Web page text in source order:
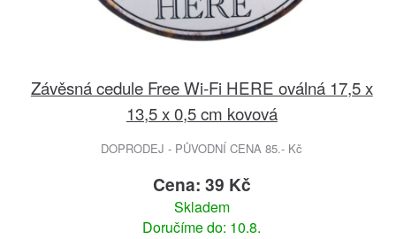
Závěsná cedule Free Wi-Fi HERE oválná 17,5 x
13,5 x 0,5 cm kovová
DOPRODEJ - PŮVODNÍ CENA 85.- Kč
Cena: 39 Kč
Skladem
Doručíme do: 10.8.